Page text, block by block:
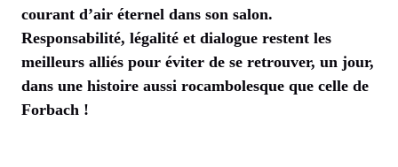
courant d’air éternel dans son salon.
Responsabilité, légalité et dialogue restent les
meilleurs alliés pour éviter de se retrouver, un jour,
dans une histoire aussi rocambolesque que celle de
Forbach !